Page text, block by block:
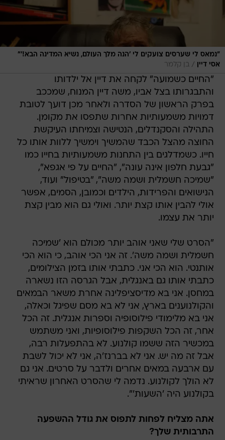
"נמאס לי שערסים צועקים לי 'הנה מלך העולם, נשיא המדינה הבא!'"
אסי דיין
/ בן קלמר
"החיים כשמועה" לקחה את דיין אל ילדותו
והתבגרותו בצל אביו, משה דיין המנוח, שמככב
בפרק הראשון של הסדרה ולאחר מכן דועך לטובת
דמויות משמעותיות אחרות שתפסו את מקומן.
התהילה והסקנדלים, הנטישה וצמיחתו העיקשת
החוצה מהצל הכבד שהמשיך וימשיך ללוות אותו כל
חייו. כשמדלגים בין התחנות משמעותיות בחייו כמו
"גבעת חלפון אינה עונה", "החיים על פי אגפא",
"שמיכה חשמלית ושמה משה", "בטיפול" ועוד,
הנישואים והפרידות, הילדים וכמובן, הסמים, אפשר
אולי להבין אותו קצת יותר. ואולי גם הוא מבין קצת
יותר את עצמו.
"הסרט שלי שאני אוהב יותר מכולם הוא 'שמיכה
חשמלית ושמה משה'. זה אני הכי אוהב, כי הוא הכי
אותנטי. הוא הכי אני. כתבתי אותו בזמן הצילומים,
כתבתי אותו גם באנגלית, אבל הגרסה הזו נשארה
במחסן. אני בא מדיסציפלינה אחרת משאר הבמאים
והקולנוענים בארץ, אני לא בא מסם שפיגל וכאלה,
אני בא מלימודי פילוסופיה וספרות אנגלית. זה הכל
אחר, זה הכל השקפות פילוסופיות, ואני משתמש
במכשיר הזה ששמו קולנוע. לא בהתפעלות רבה,
אבל זה מה יש. אני לא בברנז'ה, אני לא יכול לשבת
עם ארבעה במאים אחרים ולדבר על סרטים. אני גם
לא הולך לקולנוע. נדמה לי שהסרט האחרון שראיתי
בקולנוע היה 'השעות'".
אתה מצליח לפחות לתפוס את גודל ההשפעה
התרבותית שלך?